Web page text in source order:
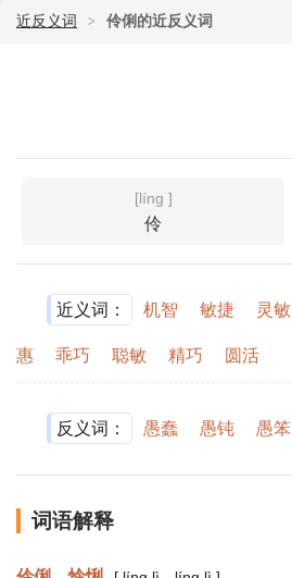
近反义词 伶俐的近反义词
[líng ]
伶
近义词： 机智 敏捷 灵敏
惠 乖巧 聪敏 精巧 圆活
反义词： 愚蠢 愚钝 愚笨
词语解释